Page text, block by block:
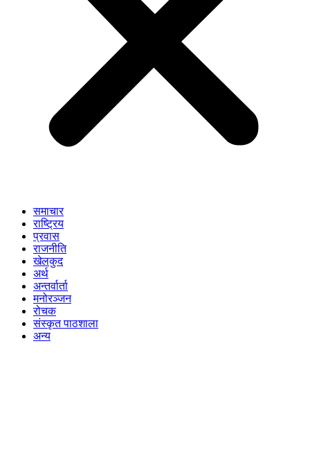
समाचार
राष्ट्रिय
प्रवास
राजनीति
खेलकुद
अर्थ
अन्तर्वार्ता
मनोरञ्जन
रोचक
संस्कृत पाठशाला
अन्य